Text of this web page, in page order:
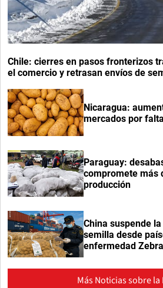
Chile: cierres en pasos fronterizos
el comercio y retrasan envíos de
Nicaragua:
mercados por
Paraguay:
compromete más
producción
China suspende
semilla desde
enfermedad
Más Noticias sobre la